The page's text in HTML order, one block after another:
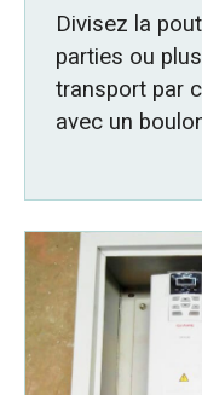
Divisez la
parties ou
transport par
avec un